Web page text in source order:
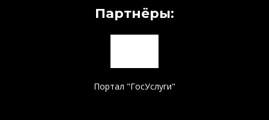
Партнёры:
Портал "ГосУслуги"